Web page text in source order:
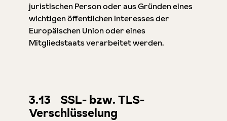
juristischen Person oder aus Gründen eines
wichtigen öffentlichen Interesses der
Europäischen Union oder eines
Mitgliedstaats verarbeitet werden.
3.13 SSL- bzw. TLS-
Verschlüsselung